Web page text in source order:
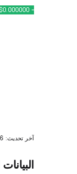
آخر تحديث: 2026-08-08 08:11:27